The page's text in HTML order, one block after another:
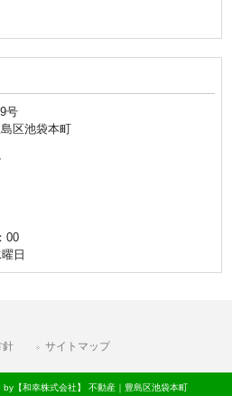
号
区池袋本町
00
日
針 サイトマップ
【和幸株式会社】 不動産｜豊島区池袋本町